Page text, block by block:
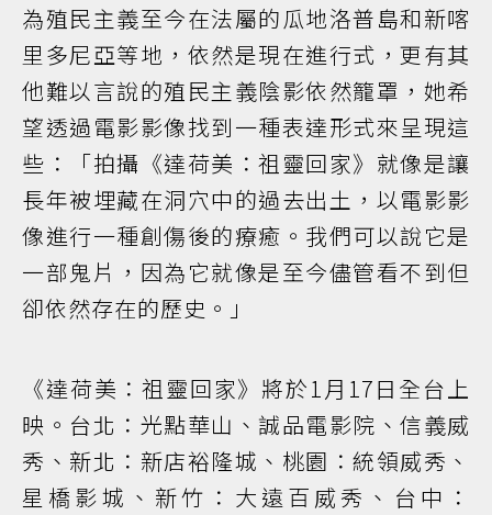
為殖民主義至今在法屬的瓜地洛普島和新喀
里多尼亞等地，依然是現在進行式，更有其
他難以言說的殖民主義陰影依然籠罩，她希
望透過電影影像找到一種表達形式來呈現這
些：「拍攝《達荷美：祖靈回家》就像是讓
長年被埋藏在洞穴中的過去出土，以電影影
像進行一種創傷後的療癒。我們可以說它是
一部鬼片，因為它就像是至今儘管看不到但
卻依然存在的歷史。」
《達荷美：祖靈回家》將於1月17日全台上
映。台北：光點華山、誠品電影院、信義威
秀、新北：新店裕隆城、桃園：統領威秀、
星橋影城、新竹：大遠百威秀、台中：